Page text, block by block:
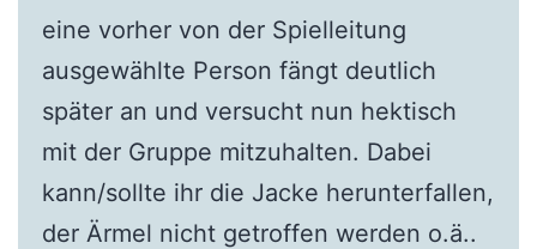
eine vorher von der Spielleitung
ausgewählte Person fängt deutlich
später an und versucht nun hektisch
mit der Gruppe mitzuhalten. Dabei
kann/sollte ihr die Jacke herunterfallen,
der Ärmel nicht getroffen werden o.ä..